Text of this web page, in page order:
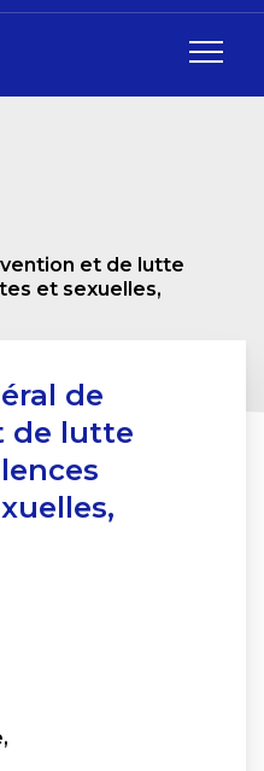
et de lutte
et sexuelles,
de
de lutte